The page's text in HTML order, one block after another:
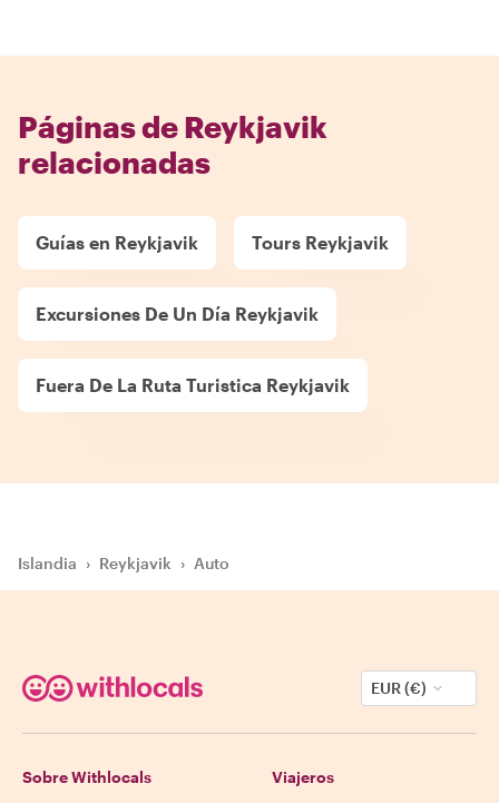
Páginas de Reykjavik
relacionadas
Guías en Reykjavik Tours Reykjavik
Excursiones De Un Día Reykjavik
Fuera De La Ruta Turistica Reykjavik
Islandia › Reykjavik › Auto
EUR (€)
Sobre Withlocals Viajeros